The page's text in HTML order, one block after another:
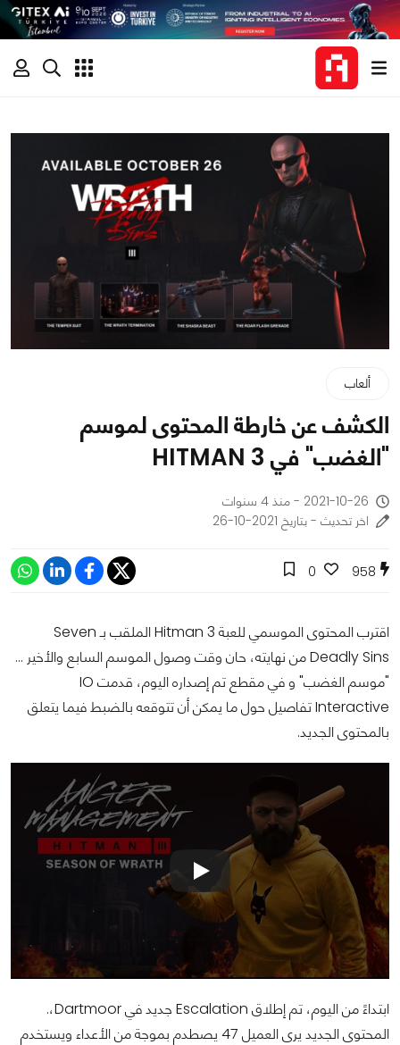
ألعاب
الكشف عن خارطة المحتوى لموسم
"الغضب" في HITMAN 3
2021-10-26 - منذ 4 سنوات
اخر تحديث - بتاريخ 2021-10-26
958
0
اقترب المحتوى الموسمي للعبة Hitman 3 الملقب بـ Seven
Deadly Sins من نهايته، حان وقت وصول الموسم السابع والأخير ...
"موسم الغضب" و في مقطع تم إصداره اليوم، قدمت IO
Interactive تفاصيل حول ما يمكن أن تتوقعه بالضبط فيما يتعلق
بالمحتوى الجديد.
ابتداءً من اليوم، تم إطلاق Escalation جديد في Dartmoor،.
المحتوى الجديد يرى العميل 47 يصطدم بموجة من الأعداء ويستخدم